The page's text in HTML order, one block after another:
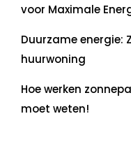
voor Maximale
Duurzame energie:
huurwoning
Hoe werken
moet weten!